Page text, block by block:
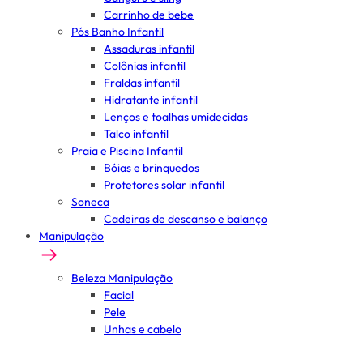
Carrinho de bebe
Pós Banho Infantil
Assaduras infantil
Colônias infantil
Fraldas infantil
Hidratante infantil
Lenços e toalhas umidecidas
Talco infantil
Praia e Piscina Infantil
Bóias e brinquedos
Protetores solar infantil
Soneca
Cadeiras de descanso e balanço
Manipulação
Beleza Manipulação
Facial
Pele
Unhas e cabelo